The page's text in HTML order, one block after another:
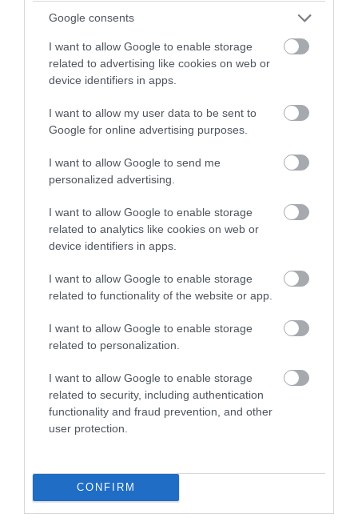
Google consents
I want to allow Google to enable storage
related to advertising like cookies on web or
device identifiers in apps.
I want to allow my user data to be sent to
Google for online advertising purposes.
I want to allow Google to send me
personalized advertising.
I want to allow Google to enable storage
related to analytics like cookies on web or
device identifiers in apps.
I want to allow Google to enable storage
related to functionality of the website or app.
I want to allow Google to enable storage
related to personalization.
I want to allow Google to enable storage
related to security, including authentication
functionality and fraud prevention, and other
user protection.
CONFIRM
jäljitettävissä allekirjoitukseen asti.
Allekirjoitetun dokumentin sinetöinnin ansiosta
Tietoturva kaiken lähtökohtana
Tietoturva on yhdenmukainen ISO27001:n
kanssa ja kaikki tietosi ovat tallessa EU-alueella.
Aloita käyttö nyt